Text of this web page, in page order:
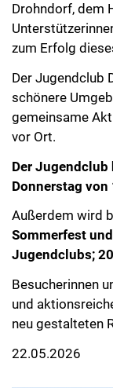
Drohndorf, dem
zum Erfolg
Der Jugendclub
schönere
gemeinsame
vor Ort.
Der
Donnerstag von
Außerdem wird
Sommerfest
Jugendclubs;
Besucherinnen
und
neu gestalteten
22.05.2026